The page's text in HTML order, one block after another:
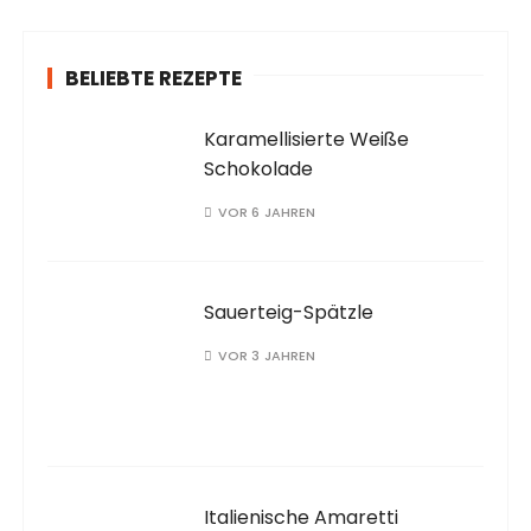
BELIEBTE REZEPTE
Karamellisierte Weiße
Schokolade
VOR 6 JAHREN
Sauerteig-Spätzle
VOR 3 JAHREN
Italienische Amaretti